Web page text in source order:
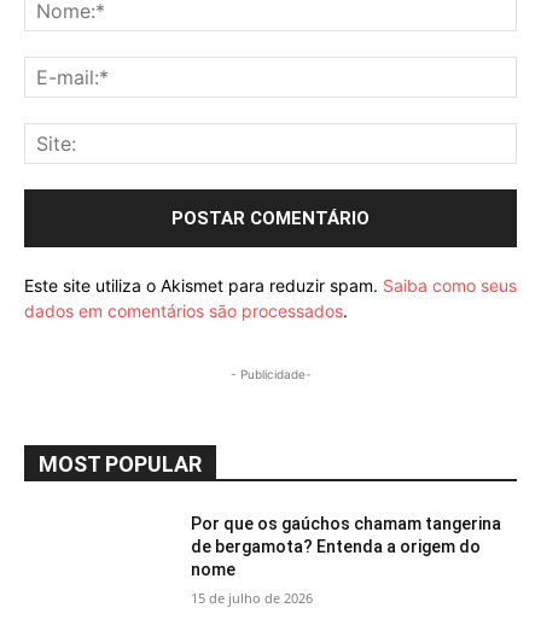
Este site utiliza o Akismet para reduzir spam. Saiba como seus
dados em comentários são processados.
- Publicidade-
MOST POPULAR
Por que os gaúchos chamam tangerina
de bergamota? Entenda a origem do
nome
15 de julho de 2026